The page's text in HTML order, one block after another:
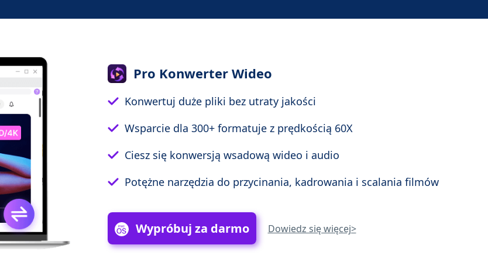
Pro Konwerter Wideo
Konwertuj duże pliki bez utraty jakości
Wsparcie dla 300+ formatuje z prędkością 60X
Ciesz się konwersją wsadową wideo i audio
Potężne narzędzia do przycinania, kadrowania i scalania filmów
Wypróbuj za darmo Dowiedz się więcej>